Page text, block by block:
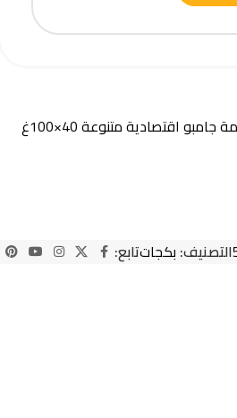
اقتصادية متنوعة 40×100غ
التصنيف: بكجاتتابع: